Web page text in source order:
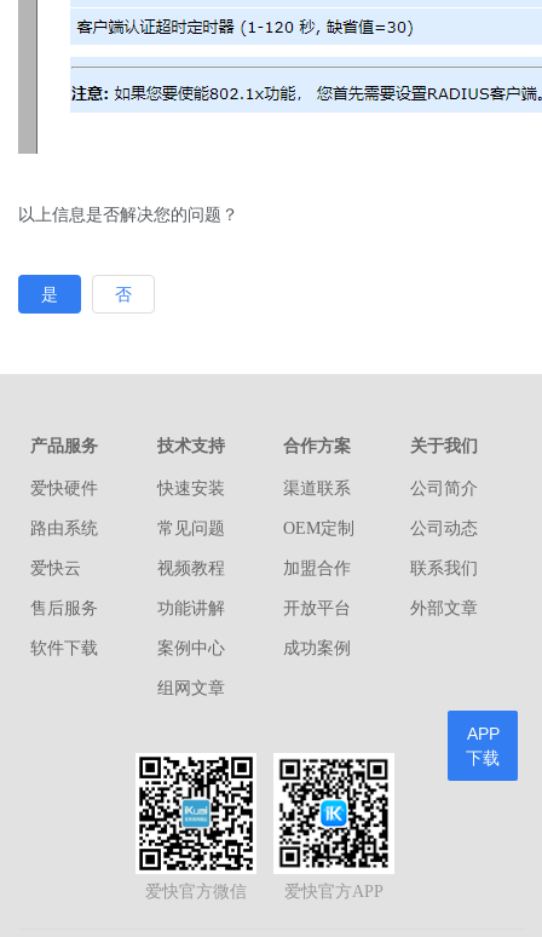
以上信息是否解决您的问题？
是 否
产品服务
爱快硬件
路由系统
爱快云
售后服务
软件下载
技术支持
快速安装
常见问题
视频教程
功能讲解
案例中心
组网文章
合作方案
渠道联系
OEM定制
加盟合作
开放平台
成功案例
关于我们
公司简介
公司动态
联系我们
外部文章
爱快官方微信 爱快官方APP
APP
下载